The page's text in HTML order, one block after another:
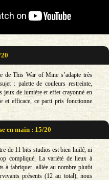
de This War of Mine s’adapte très
: palette de couleurs restreinte,
jeux de lumière et effet crayonné en
et efficace, ce parti pris fonctionne
en main : 15/20
de 11 bits studios est bien huilé, ni
compliqué. La variété de lieux à
à fabriquer, alliée au nombre plutôt
présents (12 au total), nous